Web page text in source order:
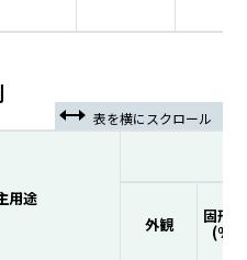
用途
外観
固形分
(%)